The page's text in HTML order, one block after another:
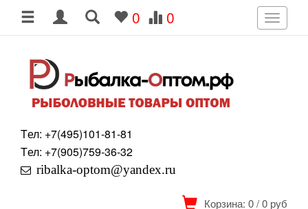
0 0
Toggle
Tел: +7(495)101-81-81
Tел: +7(905)759-36-32
ribalka-optom@yandex.ru
Корзина: 0/0 руб